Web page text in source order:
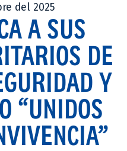
del 2025
A SUS
DE
Y
“UNIDOS